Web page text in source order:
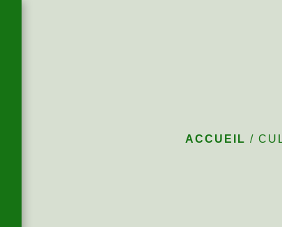
ACCUEIL /